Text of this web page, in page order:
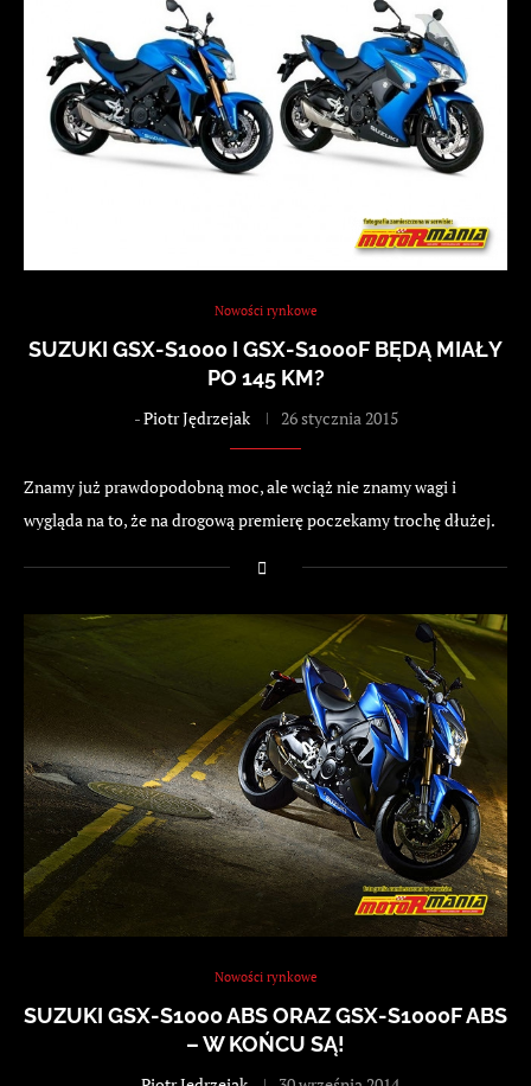
Nowości rynkowe
SUZUKI GSX-S1000 I GSX-S1000F BĘDĄ MIAŁY
PO 145 KM?
-Piotr Jędrzejak 26 stycznia 2015
Znamy już prawdopodobną moc, ale wciąż nie znamy wagi i
wygląda na to, że na drogową premierę poczekamy trochę dłużej.
Nowości rynkowe
SUZUKI GSX-S1000 ABS ORAZ GSX-S1000F ABS
– W KOŃCU SĄ!